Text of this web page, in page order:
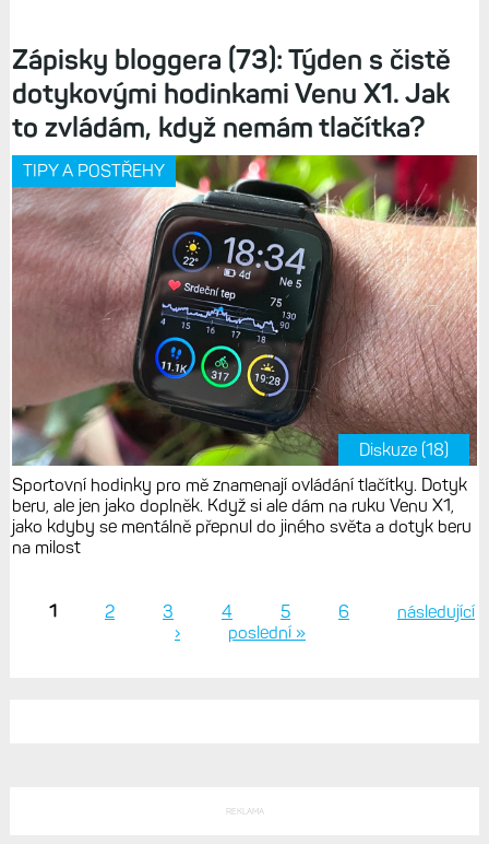
Zápisky bloggera (73): Týden s čistě
dotykovými hodinkami Venu X1. Jak
to zvládám, když nemám tlačítka?
TIPY A POSTŘEHY
Diskuze (18)
Sportovní hodinky pro mě znamenají ovládání tlačítky. Dotyk
beru, ale jen jako doplněk. Když si ale dám na ruku Venu X1,
jako kdyby se mentálně přepnul do jiného světa a dotyk beru
na milost
1 2 3 4 5 6
následující
›
poslední »